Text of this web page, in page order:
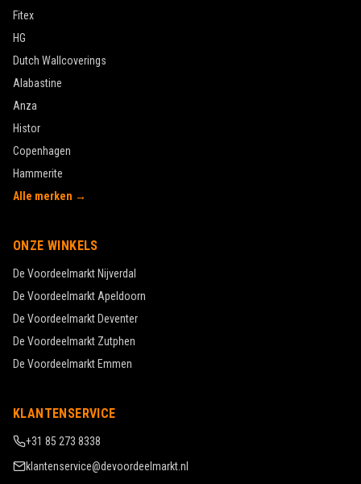
Fitex
HG
Dutch Wallcoverings
Alabastine
Anza
Histor
Copenhagen
Hammerite
Alle merken →
ONZE WINKELS
De Voordeelmarkt Nijverdal
De Voordeelmarkt Apeldoorn
De Voordeelmarkt Deventer
De Voordeelmarkt Zutphen
De Voordeelmarkt Emmen
KLANTENSERVICE
+31 85 273 8338
klantenservice@devoordeelmarkt.nl